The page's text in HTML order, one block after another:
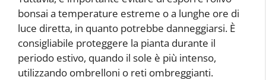
bonsai a temperature estreme o a lunghe ore di
luce diretta, in quanto potrebbe danneggiarsi. È
consigliabile proteggere la pianta durante il
periodo estivo, quando il sole è più intenso,
utilizzando ombrelloni o reti ombreggianti.